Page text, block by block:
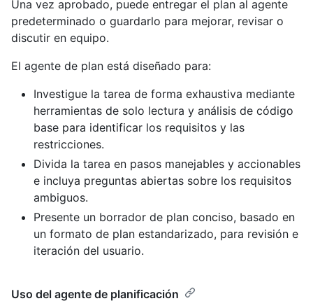
Una vez aprobado, puede entregar el plan al agente
predeterminado o guardarlo para mejorar, revisar o
discutir en equipo.
El agente de plan está diseñado para:
Investigue la tarea de forma exhaustiva mediante
herramientas de solo lectura y análisis de código
base para identificar los requisitos y las
restricciones.
Divida la tarea en pasos manejables y accionables
e incluya preguntas abiertas sobre los requisitos
ambiguos.
Presente un borrador de plan conciso, basado en
un formato de plan estandarizado, para revisión e
iteración del usuario.
Uso del agente de planificación